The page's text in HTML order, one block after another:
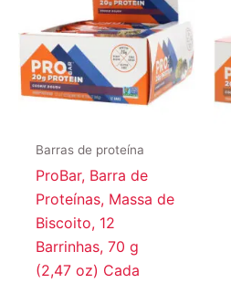
Barras de proteína
ProBar, Barra de
Proteínas, Massa de
Biscoito, 12
Barrinhas, 70 g
(2,47 oz) Cada